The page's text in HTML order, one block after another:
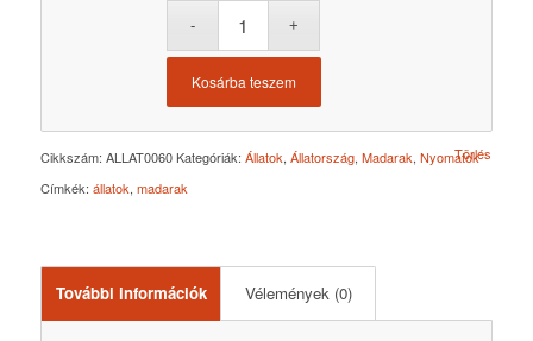
Törlés
Kosárba teszem
Cikkszám: ALLAT0060 Kategóriák: Állatok, Állatország, Madarak, Nyomatok
Címkék: állatok, madarak
További információk Vélemények (0)